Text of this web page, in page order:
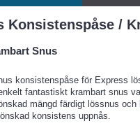
Konsistenspåse /
Snus
konsistenspåse för Express
fantastiskt krambart snus
mängd färdigt lössnus och
konsistens uppnås.